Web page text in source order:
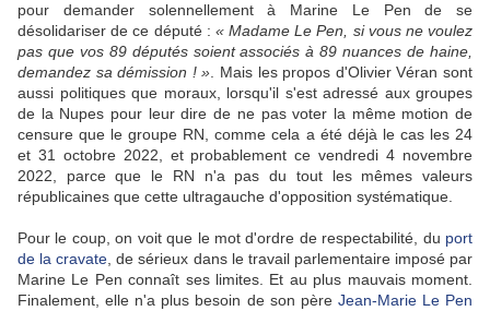
pour demander solennellement à Marine Le Pen de se
désolidariser de ce député : « Madame Le Pen, si vous ne voulez
pas que vos 89 députés soient associés à 89 nuances de haine,
demandez sa démission ! » . Mais les propos d'Olivier Véran sont
aussi politiques que moraux, lorsqu'il s'est adressé aux groupes
de la Nupes pour leur dire de ne pas voter la même motion de
censure que le groupe RN, comme cela a été déjà le cas les 24
et 31 octobre 2022, et probablement ce vendredi 4 novembre
2022, parce que le RN n'a pas du tout les mêmes valeurs
républicaines que cette ultragauche d'opposition systématique.
Pour le coup, on voit que le mot d'ordre de respectabilité, du port
de la cravate , de sérieux dans le travail parlementaire imposé par
Marine Le Pen connaît ses limites. Et au plus mauvais moment.
Finalement, elle n'a plus besoin de son père Jean-Marie Le Pen